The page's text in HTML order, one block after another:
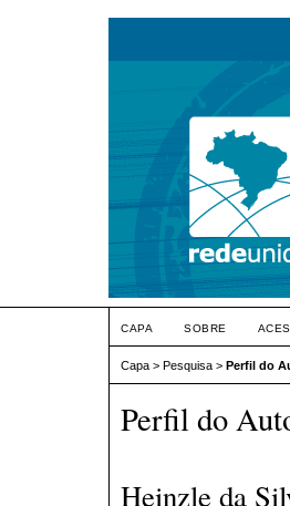
CAPA SOBRE
Capa > Pesquisa > Perfil do
Perfil do
Heinzle da